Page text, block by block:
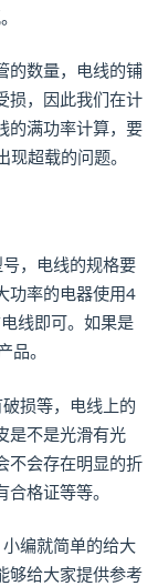
的数量，电线的铺
损，因此我们在计
的满功率计算，要
超载的问题。
，电线的规格要
功率的电器使用4
线即可。如果是
品。
损等，电线上的
是不是光滑有光
不会存在明显的折
格证等等。
编就简单的给大
够给大家提供参考